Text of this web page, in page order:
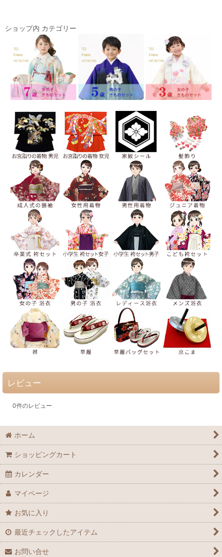
ショップ内 カテゴリー
レビュー
0件のレビュー
ホーム
ショッピングカート
カレンダー
マイページ
お気に入り
最近チェックしたアイテム
お問い合せ